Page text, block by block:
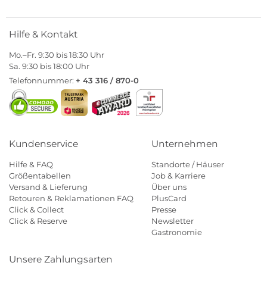
Hilfe & Kontakt
Mo.–Fr. 9:30 bis 18:30 Uhr
Sa. 9:30 bis 18:00 Uhr
Telefonnummer: + 43 316 / 870-0
Kundenservice
Hilfe & FAQ
Größentabellen
Versand & Lieferung
Retouren & Reklamationen FAQ
Click & Collect
Click & Reserve
Unternehmen
Standorte / Häuser
Job & Karriere
Über uns
PlusCard
Presse
Newsletter
Gastronomie
Unsere Zahlungsarten